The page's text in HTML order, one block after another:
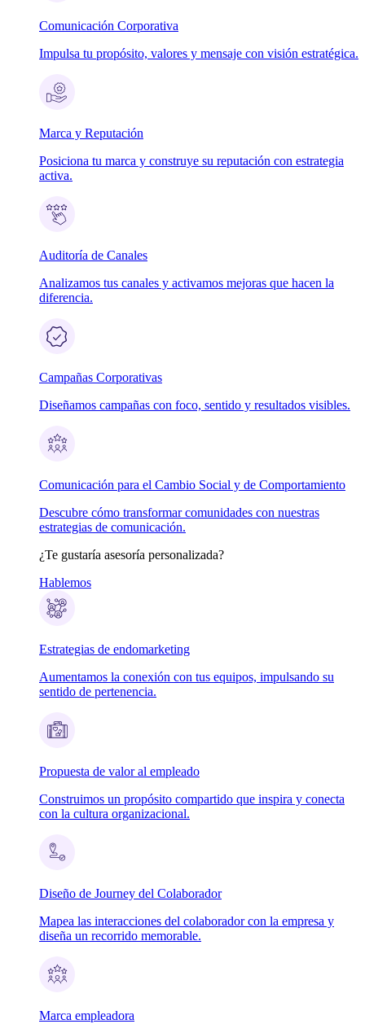
Comunicación Corporativa
Impulsa tu propósito, valores y mensaje con visión estratégica.
Marca y Reputación
Posiciona tu marca y construye su reputación con estrategia
activa.
Auditoría de Canales
Analizamos tus canales y activamos mejoras que hacen la
diferencia.
Campañas Corporativas
Diseñamos campañas con foco, sentido y resultados visibles.
Comunicación para el Cambio Social y de Comportamiento
Descubre cómo transformar comunidades con nuestras
estrategias de comunicación.
¿Te gustaría asesoría personalizada?
Hablemos
Estrategias de endomarketing
Aumentamos la conexión con tus equipos, impulsando su
sentido de pertenencia.
Propuesta de valor al empleado
Construimos un propósito compartido que inspira y conecta
con la cultura organizacional.
Diseño de Journey del Colaborador
Mapea las interacciones del colaborador con la empresa y
diseña un recorrido memorable.
Marca empleadora